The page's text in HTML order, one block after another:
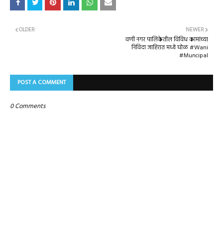
NEWER
वणी नगर पालिकेतील विविध कामांच्या
निविदा जाहिरात मध्ये घोळ #Wani
#Muncipal
OLDER
POST A COMMENT
0 Comments